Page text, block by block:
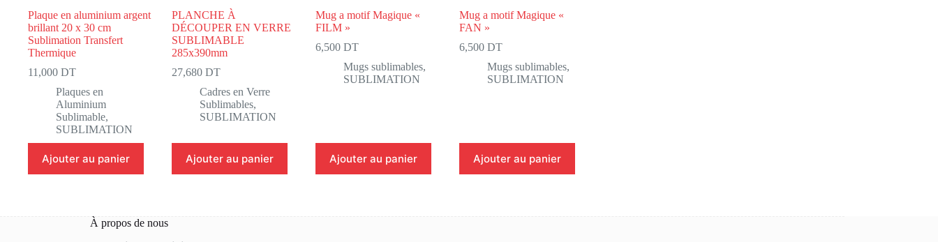
Plaque en aluminium argent
brillant 20 x 30 cm
Sublimation Transfert
Thermique
11,000 DT
Plaques en
Aluminium
Sublimable,
SUBLIMATION
Ajouter au panier
PLANCHE À
DÉCOUPER EN VERRE
SUBLIMABLE
285x390mm
27,680DT
Cadres en Verre
Sublimables,
SUBLIMATION
Ajouter au panier
Mug a motif Magique «
FILM »
6,500DT
Mugs sublimables,
SUBLIMATION
Ajouter au panier
Mug a motif Magique «
FAN »
6,500DT
Mugs sublimables,
SUBLIMATION
Ajouter au panier
À propos de nous